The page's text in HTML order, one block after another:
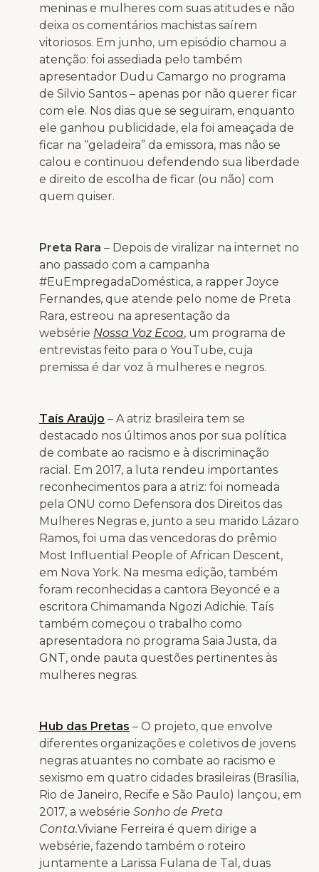
meninas e mulheres com suas atitudes e não
deixa os comentários machistas saírem
vitoriosos. Em junho, um episódio chamou a
atenção: foi assediada pelo também
apresentador Dudu Camargo no programa
de Silvio Santos – apenas por não querer ficar
com ele. Nos dias que se seguiram, enquanto
ele ganhou publicidade, ela foi ameaçada de
ficar na “geladeira” da emissora, mas não se
calou e continuou defendendo sua liberdade
e direito de escolha de ficar (ou não) com
quem quiser.
Preta Rara – Depois de viralizar na internet no
ano passado com a campanha
#EuEmpregadaDoméstica, a rapper Joyce
Fernandes, que atende pelo nome de Preta
Rara, estreou na apresentação da
websérie Nossa Voz Ecoa, um programa de
entrevistas feito para o YouTube, cuja
premissa é dar voz à mulheres e negros.
Taís Araújo – A atriz brasileira tem se
destacado nos últimos anos por sua política
de combate ao racismo e à discriminação
racial. Em 2017, a luta rendeu importantes
reconhecimentos para a atriz: foi nomeada
pela ONU como Defensora dos Direitos das
Mulheres Negras e, junto a seu marido Lázaro
Ramos, foi uma das vencedoras do prêmio
Most Influential People of African Descent,
em Nova York. Na mesma edição, também
foram reconhecidas a cantora Beyoncé e a
escritora Chimamanda Ngozi Adichie. Taís
também começou o trabalho como
apresentadora no programa Saia Justa, da
GNT, onde pauta questões pertinentes às
mulheres negras.
Hub das Pretas – O projeto, que envolve
diferentes organizações e coletivos de jovens
negras atuantes no combate ao racismo e
sexismo em quatro cidades brasileiras (Brasília,
Rio de Janeiro, Recife e São Paulo) lançou, em
2017, a websérie Sonho de Preta
Conta.Viviane Ferreira é quem dirige a
websérie, fazendo também o roteiro
juntamente a Larissa Fulana de Tal, duas